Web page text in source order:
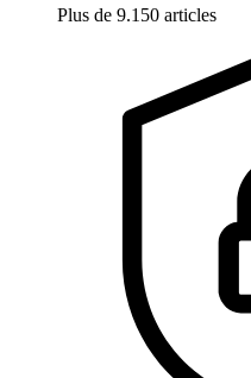
Plus de 9.150 articles